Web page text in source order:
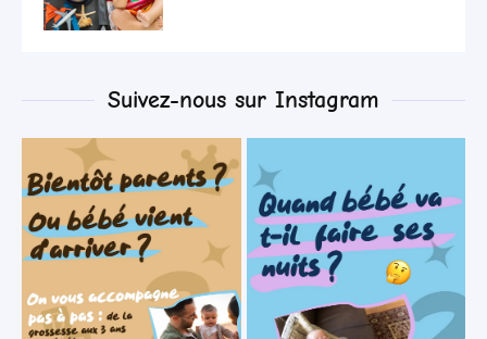
Suivez-nous sur Instagram